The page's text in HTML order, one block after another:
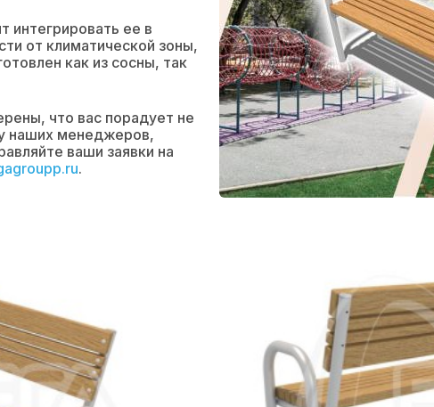
интегрировать ее в
от климатической зоны,
как из сосны, так
что вас порадует не
наших менеджеров,
ваши заявки на
.